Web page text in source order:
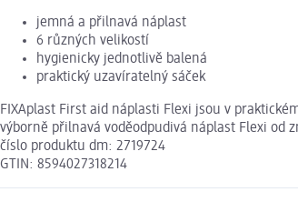
jemná a přilnavá náplast
6 různých velikostí
hygienicky jednotlivě balená
praktický uzavíratelný sáček
FIXAplast First aid náplasti Flexi jsou v
výborně přilnavá voděodpudivá náplast Flexi od
číslo produktu dm: 2719724
GTIN: 8594027318214